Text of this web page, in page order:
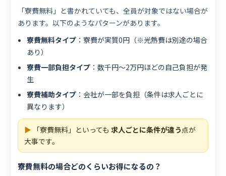
「寮費無料」と書かれていても、全員が対象ではない場合が
あります。以下のようなパターンがあります。
寮費無料タイプ ：寮費が実質0円（※光熱費は別途の場合
あり）
寮費一部負担タイプ ：数千円〜2万円ほどの自己負担が発
生
寮費補助タイプ ：会社が一部を負担（条件は求人ごとに
異なります）
▶ 「寮費無料」といっても 求人ごとに条件が違う点が
大事です。
寮費無料の場合どのくらいお得になるの？